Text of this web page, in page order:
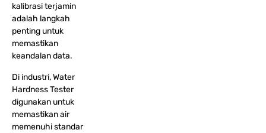
kalibrasi terjamin
adalah langkah
penting untuk
memastikan
keandalan data.
Di industri, Water
Hardness Tester
digunakan untuk
memastikan air
memenuhi standar